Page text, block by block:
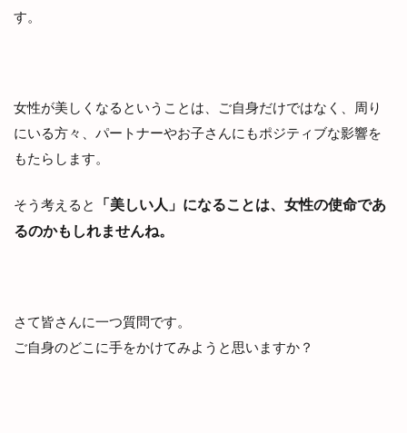
す。
女性が美しくなるということは、ご自身だけではなく、周り
にいる方々、パートナーやお子さんにもポジティブな影響を
もたらします。
そう考えると
「美しい人」になることは、女性の使命であ
るのかもしれませんね。
さて皆さんに一つ質問です。
ご自身のどこに手をかけてみようと思いますか？